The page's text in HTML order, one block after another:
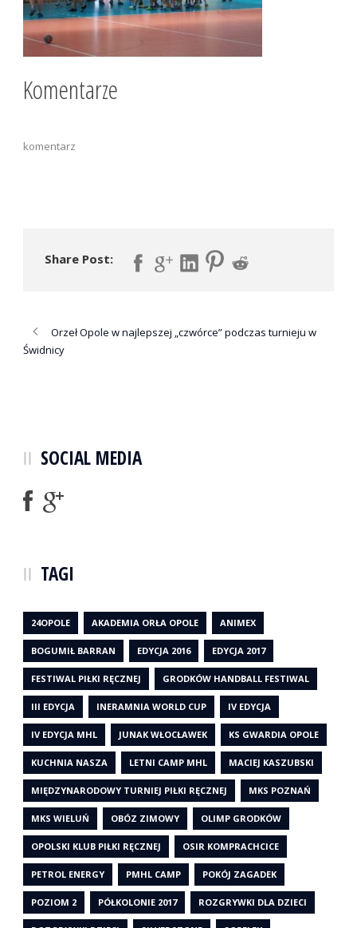
Komentarze
komentarz
Share Post:
Orzeł Opole w najlepszej „czwórce” podczas turnieju w
Świdnicy
SOCIAL MEDIA
TAGI
24OPOLE AKADEMIA ORŁA OPOLE ANIMEX
BOGUMIŁ BARRAN EDYCJA 2016 EDYCJA 2017
FESTIWAL PIŁKI RĘCZNEJ GRODKÓW HANDBALL FESTIWAL
III EDYCJA INERAMNIA WORLD CUP IV EDYCJA
IV EDYCJA MHL JUNAK WŁOCŁAWEK KS GWARDIA OPOLE
KUCHNIA NASZA LETNI CAMP MHL MACIEJ KASZUBSKI
MIĘDZYNARODOWY TURNIEJ PIŁKI RĘCZNEJ MKS POZNAŃ
MKS WIELUŃ OBÓZ ZIMOWY OLIMP GRODKÓW
OPOLSKI KLUB PIŁKI RĘCZNEJ OSIR KOMPRACHCICE
PETROL ENERGY PMHL CAMP POKÓJ ZAGADEK
POZIOM 2 PÓŁKOLONIE 2017 ROZGRYWKI DLA DZIECI